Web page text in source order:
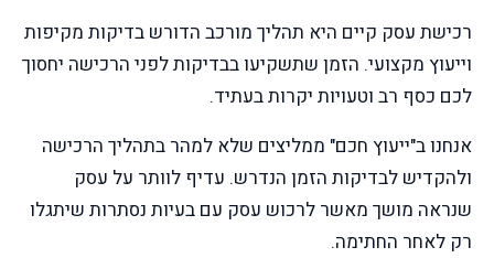
רכישת עסק קיים היא תהליך מורכב הדורש בדיקות מקיפות
וייעוץ מקצועי. הזמן שתשקיעו בבדיקות לפני הרכישה יחסוך
לכם כסף רב וטעויות יקרות בעתיד.
אנחנו ב"ייעוץ חכם" ממליצים שלא למהר בתהליך הרכישה
ולהקדיש לבדיקות הזמן הנדרש. עדיף לוותר על עסק
שנראה מושך מאשר לרכוש עסק עם בעיות נסתרות שיתגלו
רק לאחר החתימה.